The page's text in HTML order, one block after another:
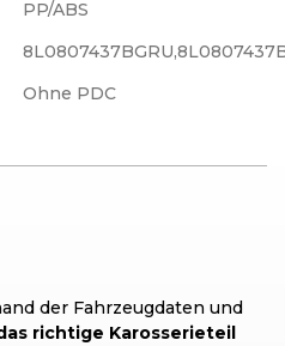
PP/ABS
Ohne PDC
der Fahrzeugdaten und
richtige Karosserieteil